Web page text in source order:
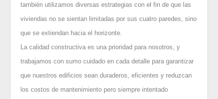
también utilizamos diversas estrategias con el fin de que las
viviendas no se sientan limitadas por sus cuatro paredes, sino
que se extiendan hacia el horizonte.
La calidad constructiva es una prioridad para nosotros, y
trabajamos con sumo cuidado en cada detalle para garantizar
que nuestros edificios sean duraderos, eficientes y reduzcan
los costos de mantenimiento pero siempre intentado